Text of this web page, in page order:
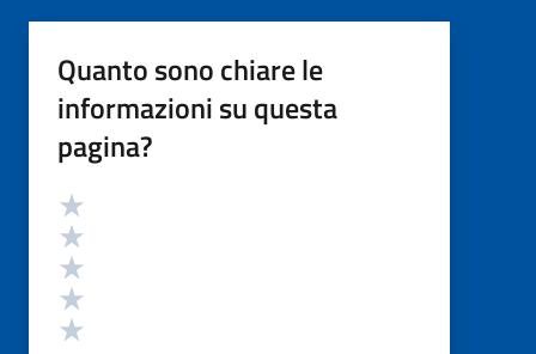
Quanto sono chiare le
informazioni su questa
pagina?
Valutazione